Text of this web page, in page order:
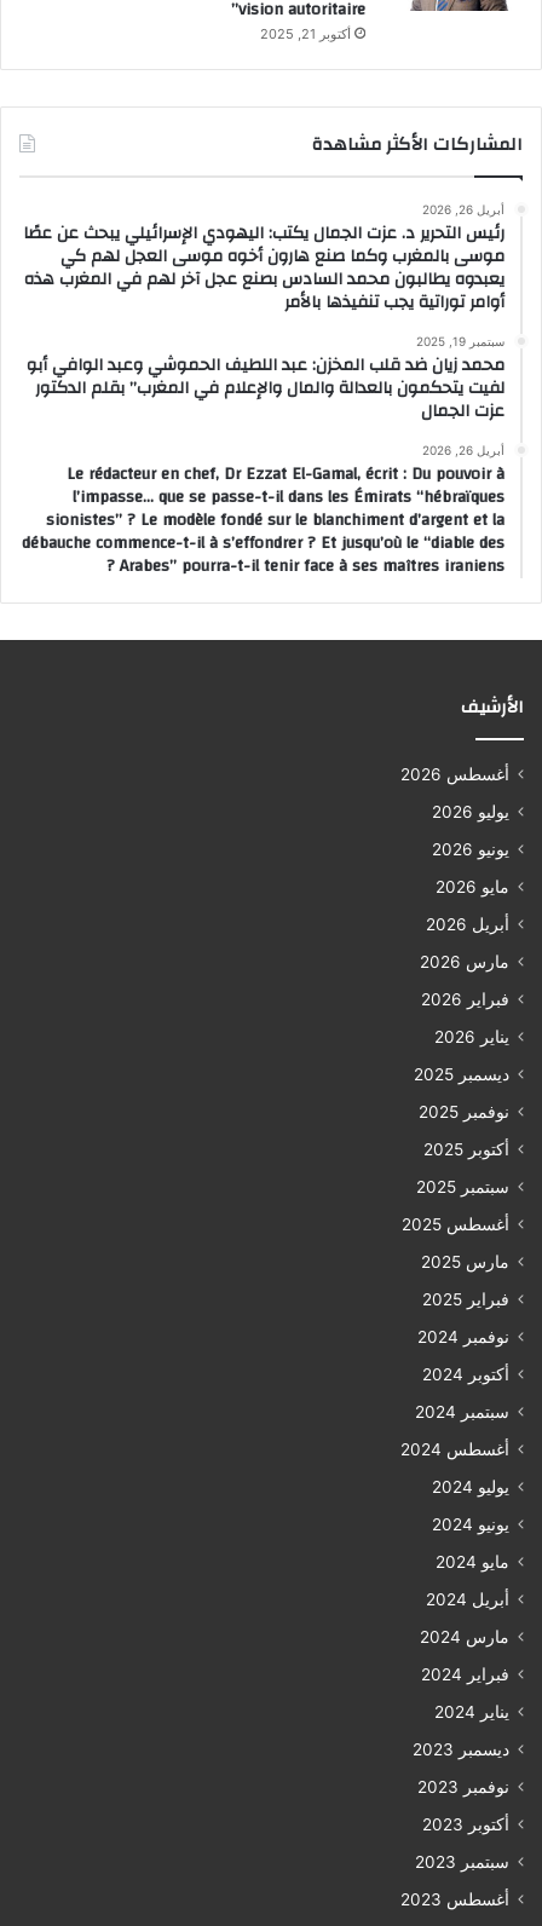
vision autoritaire”
أكتوبر 21, 2025
المشاركات الأكثر مشاهدة
أبريل 26, 2026
رئيس التحرير د. عزت الجمال يكتب: اليهودي الإسرائيلي يبحث عن عصًا
موسى بالمغرب وكما صنع هارون أخوه موسى العجل لهم كي
يعبدوه يطالبون محمد السادس بصنع عجل آخر لهم في المغرب هذه
أوامر توراتية يجب تنفيذها بالأمر
سبتمبر 19, 2025
محمد زيان ضد قلب المخزن: عبد اللطيف الحموشي وعبد الوافي أبو
لفيت يتحكمون بالعدالة والمال والإعلام في المغرب” بقلم الدكتور
عزت الجمال
أبريل 26, 2026
Le rédacteur en chef, Dr Ezzat El-Gamal, écrit : Du pouvoir à
l’impasse… que se passe-t-il dans les Émirats “hébraïques
sionistes” ? Le modèle fondé sur le blanchiment d’argent et la
débauche commence-t-il à s’effondrer ? Et jusqu’où le “diable des
Arabes” pourra-t-il tenir face à ses maîtres iraniens ?
الأرشيف
أغسطس 2026
يوليو 2026
يونيو 2026
مايو 2026
أبريل 2026
مارس 2026
فبراير 2026
يناير 2026
ديسمبر 2025
نوفمبر 2025
أكتوبر 2025
سبتمبر 2025
أغسطس 2025
مارس 2025
فبراير 2025
نوفمبر 2024
أكتوبر 2024
سبتمبر 2024
أغسطس 2024
يوليو 2024
يونيو 2024
مايو 2024
أبريل 2024
مارس 2024
فبراير 2024
يناير 2024
ديسمبر 2023
نوفمبر 2023
أكتوبر 2023
سبتمبر 2023
أغسطس 2023